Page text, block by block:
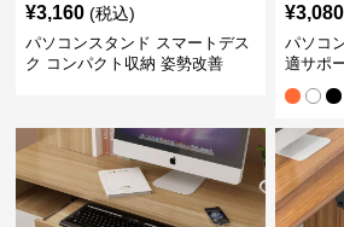
¥3,160 (税込)
パソコンスタンド スマートデス
ク コンパクト収納 姿勢改善
¥3,080
パソコ
適サポ